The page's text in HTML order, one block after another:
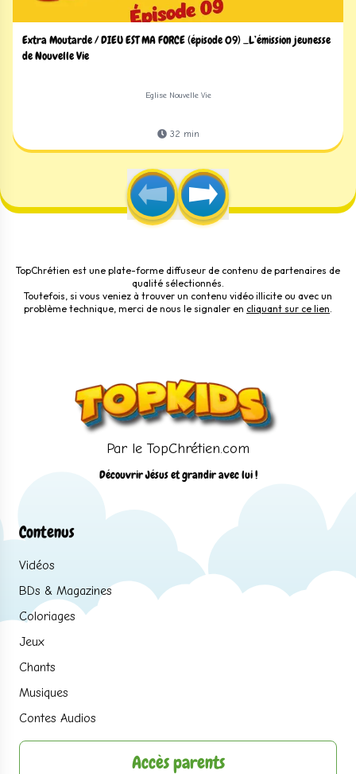
Extra Moutarde / DIEU EST MA FORCE (épisode 09) _L’émission jeunesse
de Nouvelle Vie
Eglise Nouvelle Vie
32 min
TopChrétien est une plate-forme diffuseur de contenu de partenaires de
qualité sélectionnés.
Toutefois, si vous veniez à trouver un contenu vidéo illicite ou avec un
problème technique, merci de nous le signaler en cliquant sur ce lien.
Par le TopChrétien.com
Découvrir Jésus et grandir avec lui !
Contenus
Vidéos
BDs & Magazines
Coloriages
Jeux
Chants
Musiques
Contes Audios
Accès parents